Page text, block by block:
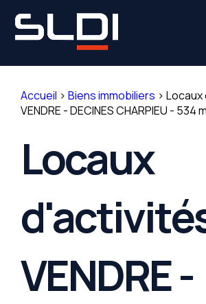
Accueil > Biens immobiliers > Locaux
VENDRE - DECINES CHARPIEU - 534
Locaux
VENDRE -